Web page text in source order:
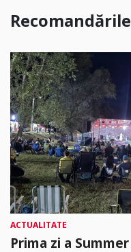
ACTUALITATE
Prima zi a